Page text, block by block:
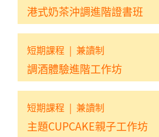
港式奶茶沖調進階證書班
短期課程 | 兼讀制
調酒體驗進階工作坊
短期課程 | 兼讀制
主題CUPCAKE親子工作坊